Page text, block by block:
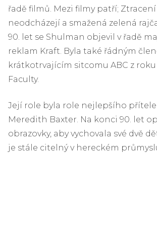
řadě filmů. Mezi filmy patří;
neodcházejí a smažená zelená
90. let se Shulman objevil v řadě
reklam Kraft. Byla také řádným
krátkotrvajícím sitcomu ABC z roku
Faculty.
Její role byla role nejlepšího
Meredith Baxter. Na konci 90. let
obrazovky, aby vychovala své dvě
je stále citelný v hereckém